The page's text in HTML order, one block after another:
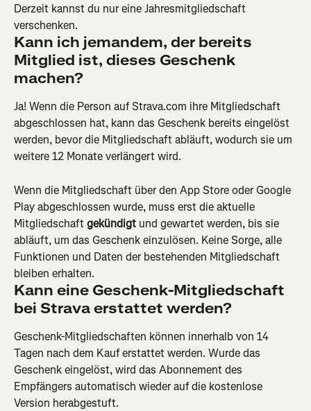
Derzeit kannst du nur eine Jahresmitgliedschaft
verschenken.
Kann ich jemandem, der bereits
Mitglied ist, dieses Geschenk
machen?
Ja! Wenn die Person auf Strava.com ihre Mitgliedschaft
abgeschlossen hat, kann das Geschenk bereits eingelöst
werden, bevor die Mitgliedschaft abläuft, wodurch sie um
weitere 12 Monate verlängert wird.
Wenn die Mitgliedschaft über den App Store oder Google
Play abgeschlossen wurde, muss erst die aktuelle
Mitgliedschaft gekündigt und gewartet werden, bis sie
abläuft, um das Geschenk einzulösen. Keine Sorge, alle
Funktionen und Daten der bestehenden Mitgliedschaft
bleiben erhalten.
Kann eine Geschenk-Mitgliedschaft
bei Strava erstattet werden?
Geschenk-Mitgliedschaften können innerhalb von 14
Tagen nach dem Kauf erstattet werden. Wurde das
Geschenk eingelöst, wird das Abonnement des
Empfängers automatisch wieder auf die kostenlose
Version herabgestuft.